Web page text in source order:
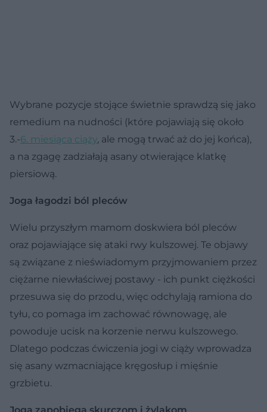
Wybrane pozycje stojące świetnie sprawdzą się jako
remedium na nudności (które pojawiają się około
3.-6. miesiąca ciąży, ale mogą trwać aż do jej końca),
a na zgagę zadziałają asany otwierające klatkę
piersiową.
Joga łagodzi ból pleców
Wielu przyszłym mamom doskwiera ból pleców
oraz pojawiające się ataki rwy kulszowej. Te objawy
są związane z nieświadomym przyjmowaniem przez
ciężarne niewłaściwej postawy - ich punkt ciężkości
przesuwa się do przodu, więc odchylają ramiona do
tyłu, co pomaga im zachować równowagę, ale
powoduje ucisk na korzenie nerwu kulszowego.
Dlatego podczas ćwiczenia jogi w ciąży wprowadza
się asany wzmacniające kręgosłup i mięśnie
grzbietu.
Joga zapobiega skurczom i żylakom